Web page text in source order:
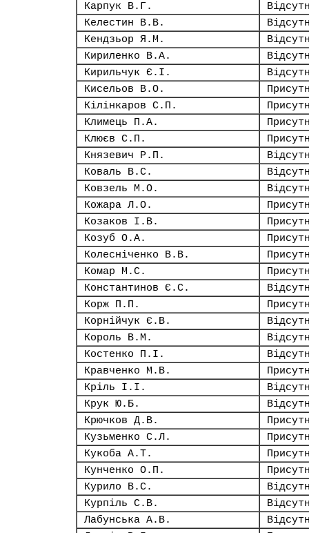
Карпук В.Г.
Келестин В.В.
Кендзьор Я.М.
Кириленко В.А.
Кирильчук Є.І.
Кисельов В.О.
Кілінкаров С.П.
Климець П.А.
Клюєв С.П.
Князевич Р.П.
Коваль В.С.
Ковзель М.О.
Кожара Л.О.
Козаков І.В.
Козуб О.А.
Колесніченко В.В.
Комар М.С.
Константинов Є.С.
Корж П.П.
Корнійчук Є.В.
Король В.М.
Костенко П.І.
Кравченко М.В.
Кріль І.І.
Крук Ю.Б.
Крючков Д.В.
Кузьменко С.Л.
Кукоба А.Т.
Кунченко О.П.
Курило В.С.
Курпіль С.В.
Лабунська А.В.